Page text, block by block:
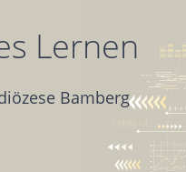
Lernen
Bamberg